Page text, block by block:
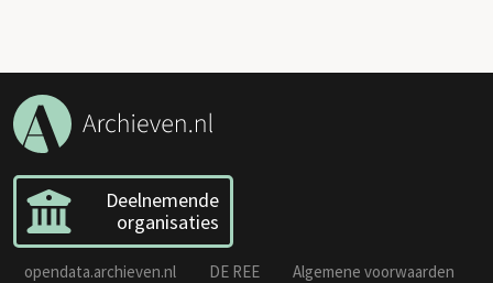
Deelnemende
organisaties
opendata.archieven.nl DE REE
Algemene voorwaarden